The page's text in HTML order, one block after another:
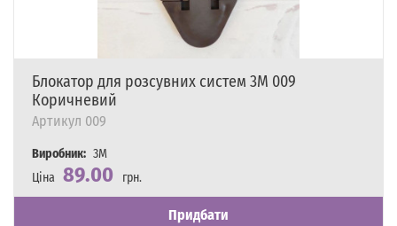
Блокатор для розсувних систем 3M 009
Коричневий
Артикул 009
Виробник: 3M
Ціна 89.00
грн.
Наявність
Є в наявності
Придбати